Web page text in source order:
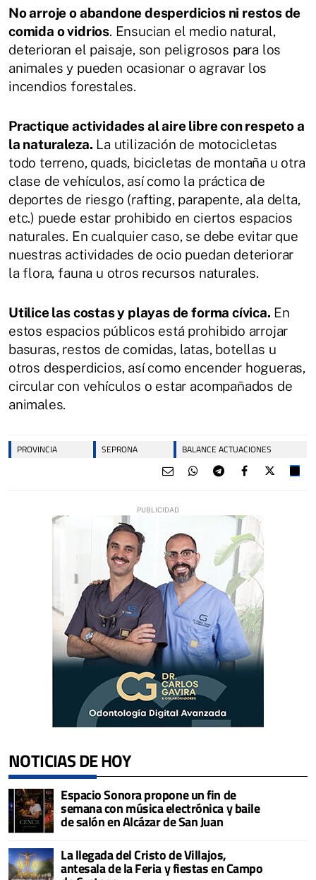
No arroje o abandone desperdicios ni restos de
comida o vidrios. Ensucian el medio natural,
deterioran el paisaje, son peligrosos para los
animales y pueden ocasionar o agravar los
incendios forestales.
Practique actividades al aire libre con respeto a
la naturaleza. La utilización de motocicletas
todo terreno, quads, bicicletas de montaña u otra
clase de vehículos, así como la práctica de
deportes de riesgo (rafting, parapente, ala delta,
etc.) puede estar prohibido en ciertos espacios
naturales. En cualquier caso, se debe evitar que
nuestras actividades de ocio puedan deteriorar
la flora, fauna u otros recursos naturales.
Utilice las costas y playas de forma cívica. En
estos espacios públicos está prohibido arrojar
basuras, restos de comidas, latas, botellas u
otros desperdicios, así como encender hogueras,
circular con vehículos o estar acompañados de
animales.
PROVINCIA SEPRONA BALANCE ACTUACIONES
NOTICIAS DE HOY
Espacio Sonora propone un fin de
semana con música electrónica y baile
de salón en Alcázar de San Juan
La llegada del Cristo de Villajos,
antesala de la Feria y fiestas en Campo